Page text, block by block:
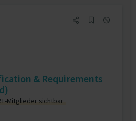
& Requirements
Mitglieder sichtbar